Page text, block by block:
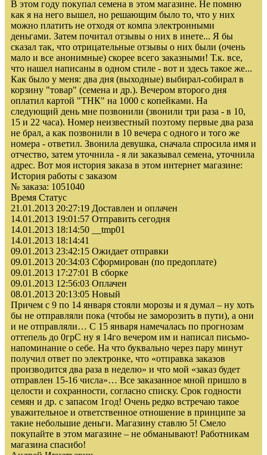
В этом году покупал семена в этом магазине. Не помню
как я на него вышел, но решающим было то, что у них
можно платить не отходя от компа электронными
деньгами. Затем почитал отзывы о них в инете... Я бы
сказал так, что отрицательные отзывы о них были (очень
мало и все анонимные) скорее всего заказными! Т.к. все,
что нашел написаны в одном стиле - вот и здесь такое же...
Как было у меня: два дня (выходные) выбирал-собирал в
корзину "товар" (семена и др.). Вечером второго дня
оплатил картой "ТНК" на 1000 с копейками. На
следующий день мне позвонили (звонили три раза - в 10,
15 и 22 часа). Номер неизвестный поэтому первые два раза
не брал, а как позвонили в 10 вечера с одного и того же
номера - ответил. Звонила девушка, сначала спросила имя и
отчество, затем уточнила - я ли заказывал семена, уточнила
адрес. Вот моя история заказа в этом интернет магазине:
История работы с заказом
№ заказа: 1051040
Время Статус
21.01.2013 20:27:19 Доставлен и оплачен
14.01.2013 19:01:57 Отправить сегодня
14.01.2013 18:14:50 __tmp01
14.01.2013 18:14:41
09.01.2013 23:42:15 Ожидает отправки
09.01.2013 20:34:03 Сформирован (по предоплате)
09.01.2013 17:27:01 В сборке
09.01.2013 12:56:03 Оплачен
08.01.2013 20:13:05 Новый
Причем с 9 по 14 января стояли морозы и я думал – ну хоть
бы не отправляли пока (чтобы не заморозить в пути), а они
и не отправляли… С 15 января намечалась по прогнозам
оттепель до 0грС ну я 14го вечером им и написал письмо-
напоминание о себе. На что буквально через пару минут
получил ответ по электронке, что «отправка заказов
производится два раза в неделю» и что мой «заказ будет
отправлен 15-16 числа»… Все заказанное мной пришло в
целости и сохранности, согласно списку. Срок годности
семян и др. с запасом 1год! Очень редко встречаю такое
уважительное и ответственное отношение в принципе за
такие небольшие деньги. Магазину ставлю 5! Смело
покупайте в этом магазине – не обманывают! Работникам
магазина спасибо!